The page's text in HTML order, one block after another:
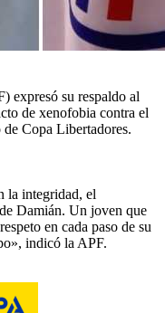
expresó su respaldo al
de xenofobia contra el
Copa Libertadores.
la integridad, el
Damián. Un joven que
en cada paso de su
indicó la APF.